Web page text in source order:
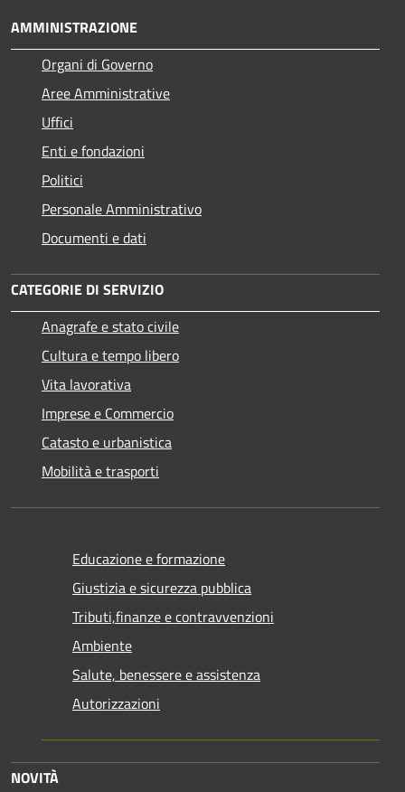
AMMINISTRAZIONE
Organi di Governo
Aree Amministrative
Uffici
Enti e fondazioni
Politici
Personale Amministrativo
Documenti e dati
CATEGORIE DI SERVIZIO
Anagrafe e stato civile
Cultura e tempo libero
Vita lavorativa
Imprese e Commercio
Catasto e urbanistica
Mobilità e trasporti
Educazione e formazione
Giustizia e sicurezza pubblica
Tributi,finanze e contravvenzioni
Ambiente
Salute, benessere e assistenza
Autorizzazioni
NOVITÀ